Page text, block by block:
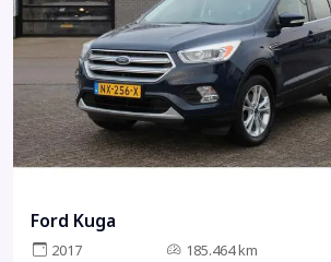
Ford Kuga
2017 185.464 km